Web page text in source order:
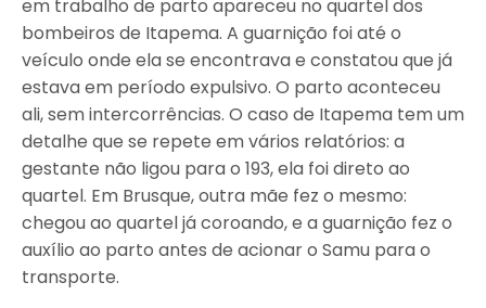
em trabalho de parto apareceu no quartel dos
bombeiros de Itapema. A guarnição foi até o
veículo onde ela se encontrava e constatou que já
estava em período expulsivo. O parto aconteceu
ali, sem intercorrências. O caso de Itapema tem um
detalhe que se repete em vários relatórios: a
gestante não ligou para o 193, ela foi direto ao
quartel. Em Brusque, outra mãe fez o mesmo:
chegou ao quartel já coroando, e a guarnição fez o
auxílio ao parto antes de acionar o Samu para o
transporte.